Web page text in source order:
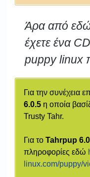
Άρα από
έχετε ένα
puppy linux
Για την συνέχεια
6.0.5 η οποία
Trusty Tahr.
Για το Tahrpup
πληροφορίες εδώ
linux.com/puppy/